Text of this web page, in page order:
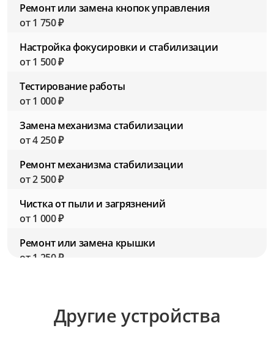
Ремонт или замена кнопок управления
от 1 750 ₽
Настройка фокусировки и стабилизации
от 1 500 ₽
Тестирование работы
от 1 000 ₽
Замена механизма стабилизации
от 4 250 ₽
Ремонт механизма стабилизации
от 2 500 ₽
Чистка от пыли и загрязнений
от 1 000 ₽
Ремонт или замена крышки
от 1 250 ₽
Ремонт резьбы для фильтров
Другие устройства